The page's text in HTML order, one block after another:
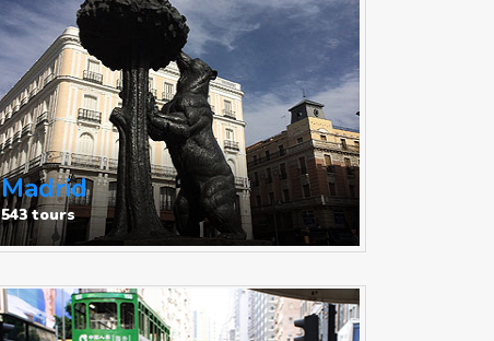
Madrid
543 tours